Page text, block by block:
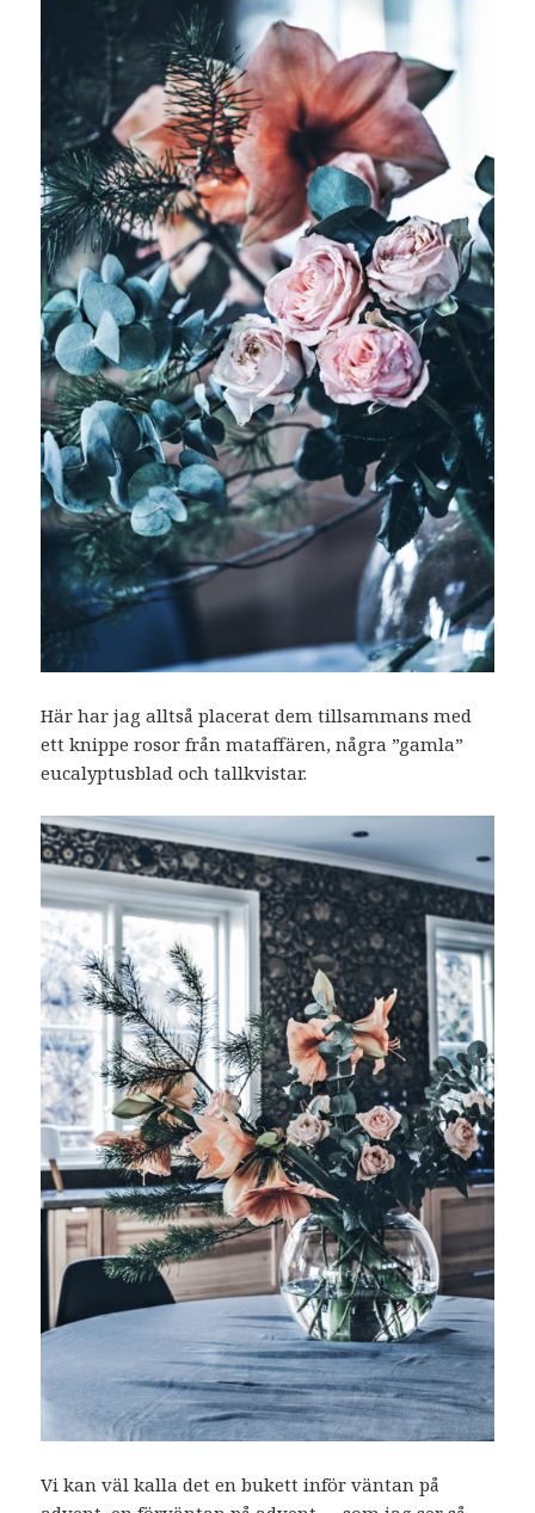
Här har jag alltså placerat dem tillsammans med
ett knippe rosor från mataffären, några ”gamla”
eucalyptusblad och tallkvistar.
Vi kan väl kalla det en bukett inför väntan på